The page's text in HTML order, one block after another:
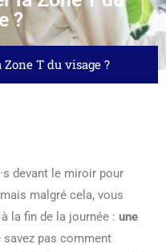
?
T du visage ?
devant le miroir pour
malgré cela, vous
la fin de la journée : une
savez pas comment